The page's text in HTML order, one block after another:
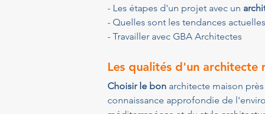
- Les étapes d'un projet avec un
- Quelles sont les tendances
- Travailler avec GBA Architectes
Les qualités d'un architecte
Choisir le bon architecte maison
connaissance approfondie de